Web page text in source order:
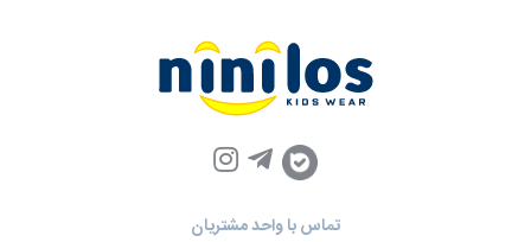
تماس با واحد مشتریان